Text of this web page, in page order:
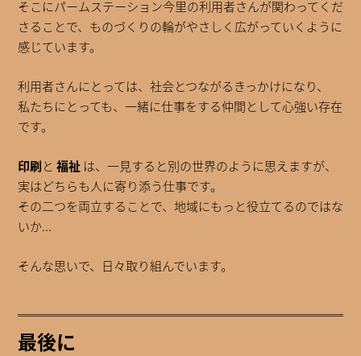
そこにパームステーション今里の利用者さんが関わってくだ
さることで、ものづくりの輪がやさしく広がっていくように
感じています。
利用者さんにとっては、社会とつながるきっかけになり、
私たちにとっても、一緒に仕事をする仲間として心強い存在
です。
印刷と 福祉は、一見すると別の世界のように思えますが、
実はどちらも人に寄り添う仕事です。
その二つを両立することで、地域にもっと役立てるのではな
いか...
そんな思いで、日々取り組んでいます。
最後に